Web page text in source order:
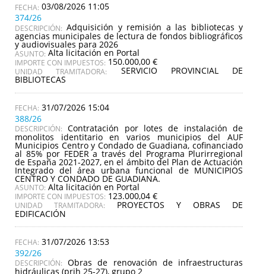
03/08/2026 11:05
374/26
DESCRIPCIÓN: Adquisición y remisión a las bibliotecas y
agencias municipales de lectura de fondos bibliográficos
y audiovisuales para 2026
ASUNTO: Alta licitación en Portal
IMPORTE CON IMPUESTOS: 150.000,00 €
UNIDAD TRAMITADORA: SERVICIO PROVINCIAL DE
BIBLIOTECAS
31/07/2026 15:04
388/26
DESCRIPCIÓN: Contratación por lotes de instalación de
monolitos identitario en varios municipios del AUF
Municipios Centro y Condado de Guadiana, cofinanciado
al 85% por FEDER a través del Programa Plurirregional
de España 2021-2027, en el ámbito del Plan de Actuación
Integrado del área urbana funcional de MUNICIPIOS
CENTRO Y CONDADO DE GUADIANA.
ASUNTO: Alta licitación en Portal
IMPORTE CON IMPUESTOS: 123.000,04 €
UNIDAD TRAMITADORA: PROYECTOS Y OBRAS DE
EDIFICACIÓN
31/07/2026 13:53
392/26
DESCRIPCIÓN: Obras de renovación de infraestructuras
hidráulicas (prih 25-27), grupo 2